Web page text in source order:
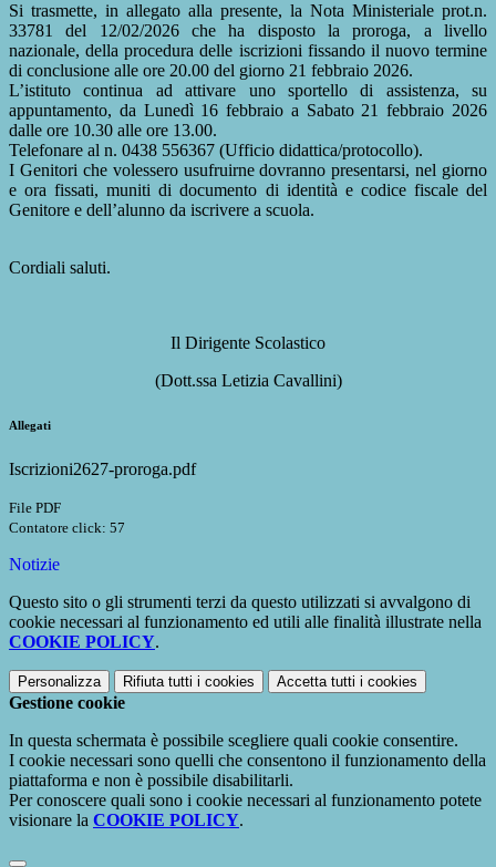
Si trasmette, in allegato alla presente, la Nota Ministeriale prot.n.
33781 del 12/02/2026 che ha disposto la proroga, a livello
nazionale, della procedura delle iscrizioni fissando il nuovo termine
di conclusione alle ore 20.00 del giorno 21 febbraio 2026.
L’istituto continua ad attivare uno sportello di assistenza, su
appuntamento, da Lunedì 16 febbraio a Sabato 21 febbraio 2026
dalle ore 10.30 alle ore 13.00.
Telefonare al n. 0438 556367 (Ufficio didattica/protocollo).
I Genitori che volessero usufruirne dovranno presentarsi, nel giorno
e ora fissati, muniti di documento di identità e codice fiscale del
Genitore e dell’alunno da iscrivere a scuola.
Cordiali saluti.
Il Dirigente Scolastico
(Dott.ssa Letizia Cavallini)
Allegati
Iscrizioni2627-proroga.pdf
File PDF
Contatore click: 57
Notizie
Questo sito o gli strumenti terzi da questo utilizzati si avvalgono di
cookie necessari al funzionamento ed utili alle finalità illustrate nella
COOKIE POLICY.
Personalizza Rifiuta tutti i cookies Accetta tutti i cookies
Gestione cookie
In questa schermata è possibile scegliere quali cookie consentire.
I cookie necessari sono quelli che consentono il funzionamento della
piattaforma e non è possibile disabilitarli.
Per conoscere quali sono i cookie necessari al funzionamento potete
visionare la COOKIE POLICY.